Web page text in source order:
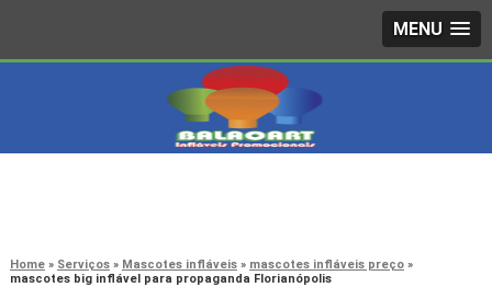
MENU
Home Serviços Mascotes infláveis
mascotes infláveis preço
mascotes big inflável para propaganda Florianópolis